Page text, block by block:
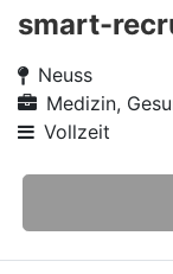
smart-
Neuss
Medizin,
Vollzeit